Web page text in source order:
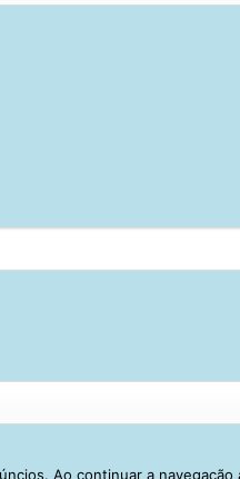
Ao continuar a navegação